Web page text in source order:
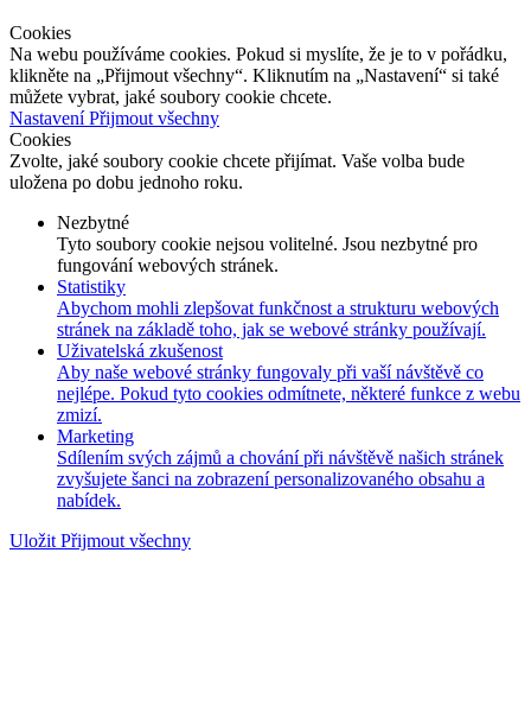
Cookies
Na webu používáme cookies. Pokud si myslíte, že je to v pořádku,
klikněte na „Přijmout všechny“. Kliknutím na „Nastavení“ si také
můžete vybrat, jaké soubory cookie chcete.
NastaveníPřijmout všechny
Cookies
Zvolte, jaké soubory cookie chcete přijímat. Vaše volba bude
uložena po dobu jednoho roku.
Nezbytné
Tyto soubory cookie nejsou volitelné. Jsou nezbytné pro
fungování webových stránek.
Statistiky
Abychom mohli zlepšovat funkčnost a strukturu webových
stránek na základě toho, jak se webové stránky používají.
Uživatelská zkušenost
Aby naše webové stránky fungovaly při vaší návštěvě co
nejlépe. Pokud tyto cookies odmítnete, některé funkce z webu
zmizí.
Marketing
Sdílením svých zájmů a chování při návštěvě našich stránek
zvyšujete šanci na zobrazení personalizovaného obsahu a
nabídek.
Uložit Přijmout všechny